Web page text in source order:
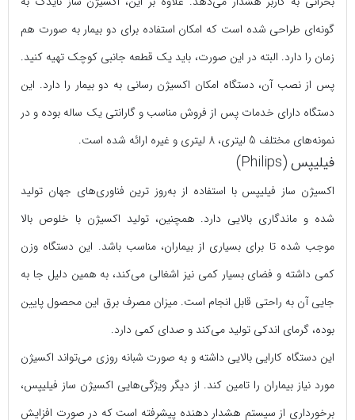
گونه‌ای طراحی شده است که امکان استفاده برای دو بیمار به صورت هم
زمان را دارد. البته در این صورت، باید یک قطعه جانبی کوچک تهیه کنید.
پس از نصب آن، دستگاه امکان اکسیژن رسانی به دو بیمار را دارد. این
دستگاه دارای خدمات پس از فروش مناسب و گارانتی یک ساله بوده و در
نمونه‌های مختلف 5 لیتری، 8 لیتری و غیره ارائه شده است.
فیلیپس (Philips)
اکسیژن ساز فیلیپس با استفاده از به‌روز ترین فناوری‌های جهان تولید
شده و ماندگاری بالایی دارد. همچنین، تولید اکسیژن با خلوص بالا
موجب شده تا برای بسیاری از بیماران، مناسب باشد. این دستگاه وزن
کمی داشته و فضای بسیار کمی نیز اشغالی می‌کند، به همین دلیل جا به
جایی آن به راحتی قابل انجام است. میزان مصرف برق این محصول پایین
بوده، گرمای اندکی تولید می‌کند و صدای کمی دارد.
این دستگاه کارایی بالایی داشته و به صورت شبانه ‌روزی می‌تواند اکسیژن
مورد نیاز بیماران را تامین کند. از دیگر ویژگی‌هایی اکسیژن ساز فیلیپس،
برخورداری از سیستم هشدار دهنده پیشرفته است که در صورت افزایش